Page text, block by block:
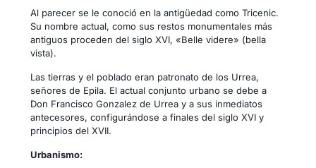
Al parecer se le conoció en la antigüedad como Tricenic.
Su nombre actual, como sus restos monumentales más
antiguos proceden del siglo XVI, «Belle videre» (bella
vista).
Las tierras y el poblado eran patronato de los Urrea,
señores de Epila. El actual conjunto urbano se debe a
Don Francisco Gonzalez de Urrea y a sus inmediatos
antecesores, configurándose a finales del siglo XVI y
principios del XVII.
Urbanismo: